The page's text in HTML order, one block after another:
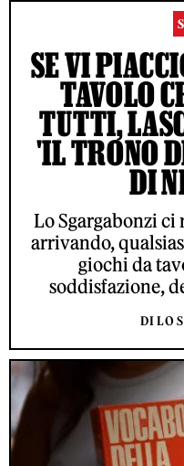
SE VI
TAVOLO
TUTTI,
'IL TRONO
DI
Lo Sgargabonzi
arrivando,
giochi da
soddisfazione,
DI LO